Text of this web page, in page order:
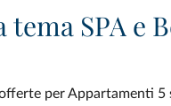
SPA e
per Appartamenti